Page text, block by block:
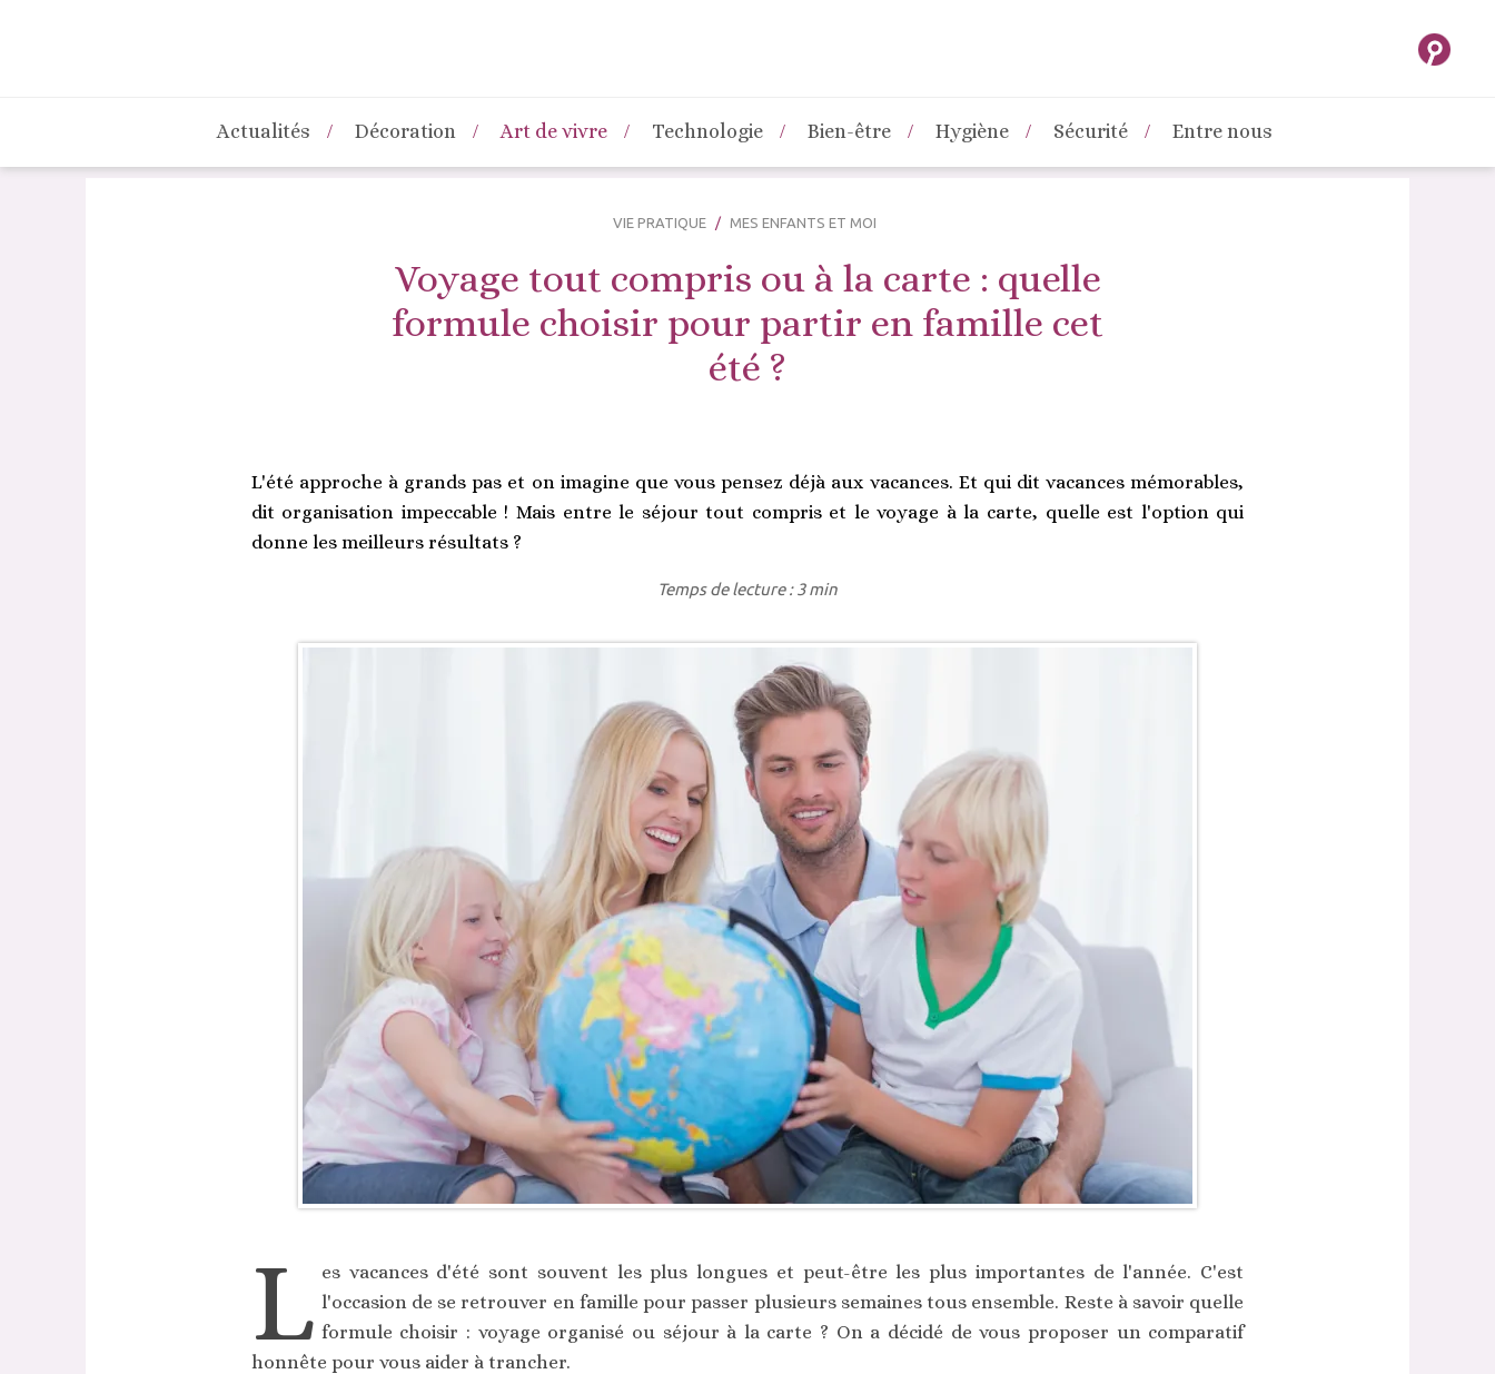
Actualités Décoration Art de vivre Technologie Bien-être Hygiène Sécurité Entre nous
VIE PRATIQUE MES ENFANTS ET MOI
Voyage tout compris ou à la carte : quelle
formule choisir pour partir en famille cet
été ?
L'été approche à grands pas et on imagine que vous pensez déjà aux vacances. Et qui dit vacances mémorables,
dit organisation impeccable ! Mais entre le séjour tout compris et le voyage à la carte, quelle est l'option qui
donne les meilleurs résultats ?
Temps de lecture : 3 min
L es vacances d'été sont souvent les plus longues et peut-être les plus importantes de l'année. C'est
l'occasion de se retrouver en famille pour passer plusieurs semaines tous ensemble. Reste à savoir quelle
formule choisir : voyage organisé ou séjour à la carte ? On a décidé de vous proposer un comparatif
honnête pour vous aider à trancher.